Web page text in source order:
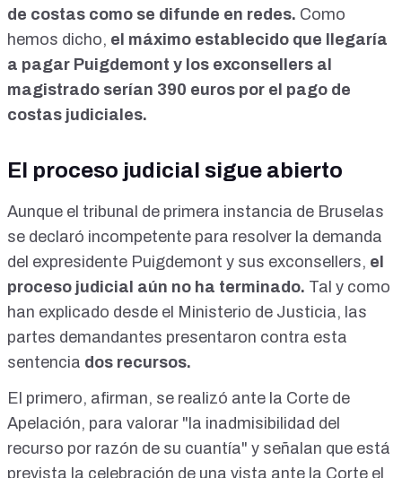
de costas como se difunde en redes. Como
hemos dicho, el máximo establecido que llegaría
a pagar Puigdemont y los exconsellers al
magistrado serían 390 euros por el pago de
costas judiciales.
El proceso judicial sigue abierto
Aunque el tribunal de primera instancia de Bruselas
se declaró incompetente para resolver la demanda
del expresidente Puigdemont y sus exconsellers, el
proceso judicial aún no ha terminado. Tal y como
han explicado desde el Ministerio de Justicia, las
partes demandantes presentaron contra esta
sentencia dos recursos.
El primero, afirman, se realizó ante la Corte de
Apelación, para valorar "la inadmisibilidad del
recurso por razón de su cuantía" y señalan que está
prevista la celebración de una vista ante la Corte el